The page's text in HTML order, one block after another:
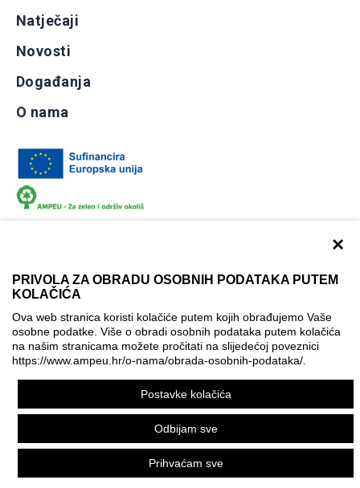
×
PRIVOLA ZA OBRADU OSOBNIH PODATAKA PUTEM
KOLAČIĆA
Ova web stranica koristi kolačiće putem kojih obrađujemo Vaše
osobne podatke. Više o obradi osobnih podataka putem kolačića
na našim stranicama možete pročitati na slijedećoj poveznici
https://www.ampeu.hr/o-nama/obrada-osobnih-podataka/
Postavke kolačića
Odbijam sve
Prihvaćam sve
Natječaji
Novosti
Događanja
O nama
Izjava o pristupačnosti
Politika korištenja kolačića
Postavke kolačića
Ova mrežna stranica je ostvarena uz financijsku potporu
Europske komisije. Ona izražava isključivo stajalište autora
mrežne stranice i Komisija se ne može smatrati odgovornom
pri upotrebi informacija koje se na njoj nalaze.